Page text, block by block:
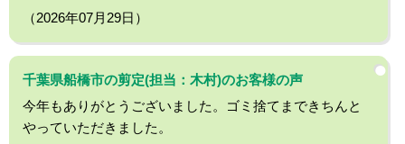
（2026年07月29日）
千葉県船橋市の剪定(担当：木村)のお客様の声
今年もありがとうございました。ゴミ捨てまできちんと
やっていただきました。